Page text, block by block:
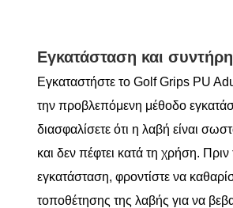
Εγκατάσταση και
Εγκαταστήστε το Golf Grips PU
την προβλεπόμενη μέθοδο
διασφαλίσετε ότι η λαβή είναι
και δεν πέφτει κατά τη χρήση. Πριν
εγκατάσταση, φροντίστε να
τοποθέτησης της λαβής για να